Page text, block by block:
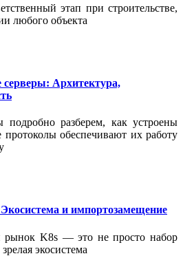
этап при строительстве,
любого объекта
Архитектура,
разберем, как устроены
протоколы обеспечивают их работу
и импортозамещение
рынок K8s — это не просто набор
экосистема